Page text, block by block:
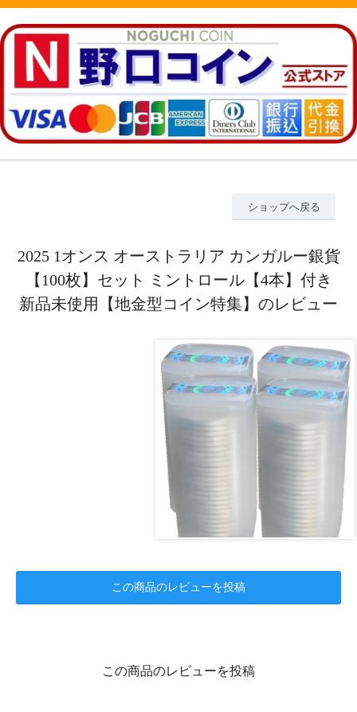
ショップへ戻る
2025 1オンス オーストラリア カンガルー銀貨
【100枚】セット ミントロール【4本】付き
新品未使用【地金型コイン特集】のレビュー
この商品のレビューを投稿
この商品のレビューを投稿